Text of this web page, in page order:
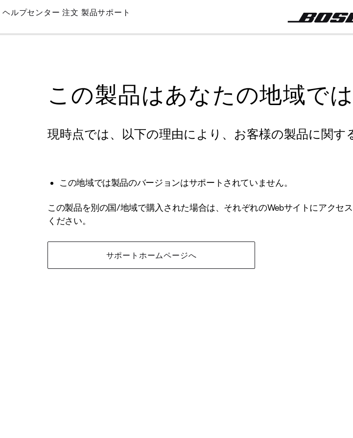
Skip
Main
ヘルプセンター 注文 製品サポート
この製品はあなたの地域で
現時点では、以下の理由により、お客様の製品に関す
この地域では製品のバージョンはサポートされていません。
この製品を別の国/地域で購入された場合は、それぞれのWebサイトにアクセ
ください。
サポートホームページへ